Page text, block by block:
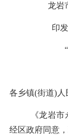
龙岩
印
各乡镇(街道)
《龙岩
经区政府同意